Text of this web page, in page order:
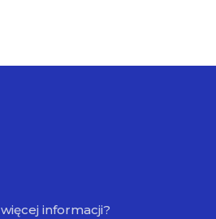
informacji?